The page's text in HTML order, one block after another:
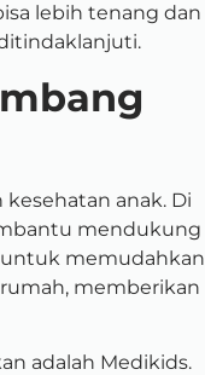
lebih tenang dan
anak. Di
mendukung
untuk memudahkan
memberikan
adalah Medikids.